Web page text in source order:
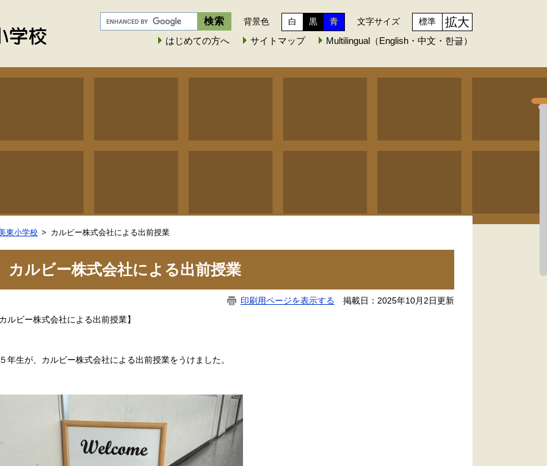
背景色 白 黒 青 文字サイズ 標準 拡大
はじめての方へ サイトマップ Multilingual（English・中文・한글）
東小学校 カルビー株式会社による出前授業
カルビー株式会社による出前授業
印刷用ページを表示する 掲載日：2025年10月2日更新
ルビー株式会社による出前授業】
生が、カルビー株式会社による出前授業をうけました。